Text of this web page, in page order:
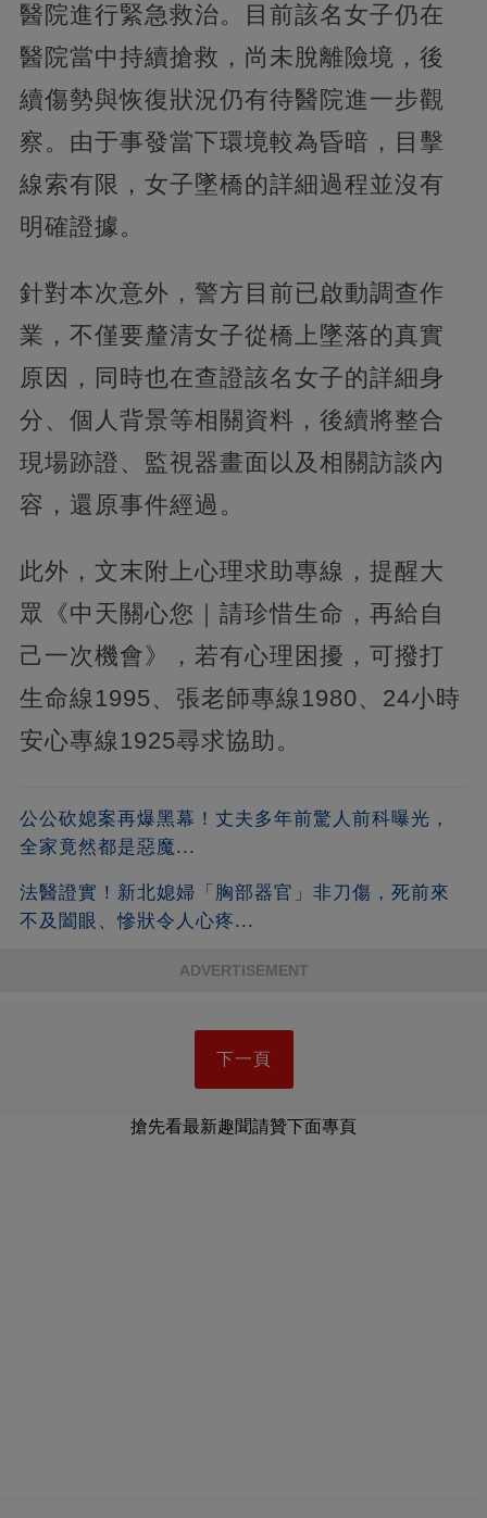
醫院進行緊急救治。目前該名女子仍在
醫院當中持續搶救，尚未脫離險境，後
續傷勢與恢復狀況仍有待醫院進一步觀
察。由于事發當下環境較為昏暗，目擊
線索有限，女子墜橋的詳細過程並沒有
明確證據。
針對本次意外，警方目前已啟動調查作
業，不僅要釐清女子從橋上墜落的真實
原因，同時也在查證該名女子的詳細身
分、個人背景等相關資料，後續將整合
現場跡證、監視器畫面以及相關訪談內
容，還原事件經過。
此外，文末附上心理求助專線，提醒大
眾《中天關心您｜請珍惜生命，再給自
己一次機會》，若有心理困擾，可撥打
生命線1995、張老師專線1980、24小時
安心專線1925尋求協助。
公公砍媳案再爆黑幕！丈夫多年前驚人前科曝光，
全家竟然都是惡魔...
法醫證實！新北媳婦「胸部器官」非刀傷，死前來
不及闔眼、慘狀令人心疼...
ADVERTISEMENT
下一頁
搶先看最新趣聞請贊下面專頁